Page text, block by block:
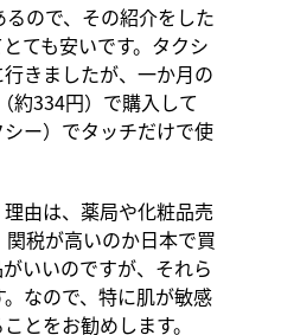
ので、その紹介をした
ても安いです。タクシ
きましたが、一か月の
約334円）で購入して
ー）でタッチだけで使
由は、薬局や化粧品売
税が高いのか日本で買
いいのですが、それら
なので、特に肌が敏感
とをお勧めします。